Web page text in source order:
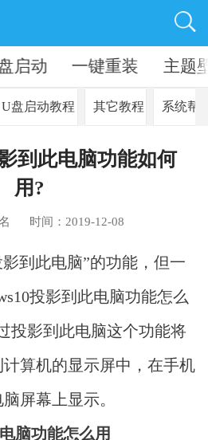
启动 一键重装 主题
U盘启动教程 其它教程 系统帮
到此电脑功能如何
用?
时间：2019-12-08
到此电脑”的功能，但一
投影到此电脑功能怎么
投影到此电脑这个功能将
算机的显示屏中，在手机
屏幕上显示。
脑功能怎么用